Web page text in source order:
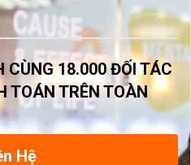
CÙNG 18.000 ĐỐI TÁC
TOÁN TRÊN TOÀN
Hệ